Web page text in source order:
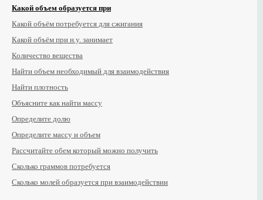
Какой объем образуется при
Какой объём потребуется для сжигания
Какой объём при н.у. занимает
Количество вещества
Найти объем необходимый для взаимодействия
Найти плотность
Объясните как найти массу
Определите долю
Определите массу и объем
Рассчитайте обем который можно получить
Сколько граммов потребуется
Сколько молей образуется при взаимодействии